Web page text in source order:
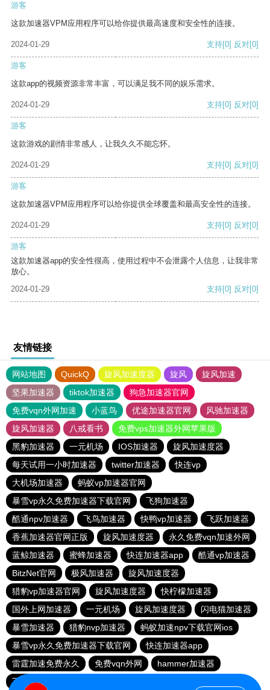
游客
这款加速器VPM应用程序可以给你提供最高速度和安全性的连接。
2024-01-29 支持[0] 反对[0]
游客
这款app的视频资源非常丰富，可以满足我不同的娱乐需求。
2024-01-29 支持[0] 反对[0]
游客
这款游戏的剧情非常感人，让我久久不能忘怀。
2024-01-29 支持[0] 反对[0]
游客
这款加速器VPM应用程序可以给你提供全球覆盖和最高安全性的连接。
2024-01-29 支持[0] 反对[0]
游客
这款加速器app的安全性很高，使用过程中不会泄露个人信息，让我非常
放心。
2024-01-29
支持[0] 反对[0]
友情链接
网站地图 QuickQ 旋风加速度器 旋风
旋风加速
坚果加速器
tiktok加速器
狗急加速器官网
免费vqn外网加速
小蓝鸟 优途加速器官网
风驰加速器
旋风加速器
八戒看书
免费vps加速器外网苹果版
黑豹加速器
一元机场 IOS加速器
旋风加速度器
每天试用一小时加速器
twitter加速器
快连vp
大机场加速器
蚂蚁vp加速器官网
暴雪vp永久免费加速器下载官网
飞狗加速器
酷通npv加速器
飞鸟加速器 快鸭vp加速器
飞跃加速器
香蕉加速器官网正版
旋风加速度器
永久免费vqn加速外网
蓝鲸加速器
蜜蜂加速器 快连加速器app
酷通vp加速器
BitzNet官网
极风加速器
旋风加速度器
猎豹vp加速器官网
旋风加速度器
快柠檬加速器
国外上网加速器
一元机场 旋风加速度器
闪电猫加速器
暴雪加速器
猎豹nvp加速器
蚂蚁加速npv下载官网ios
暴雪vp永久免费加速器下载官网
快连加速器app
雷霆加速免费永久
免费vqn外网
hammer加速器
飞鱼加速器